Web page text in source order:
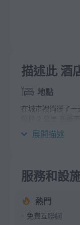
描述此 酒
地點
在城市裡徜徉了
和 National
展開描述
服務和設
熱門
免費互聯網